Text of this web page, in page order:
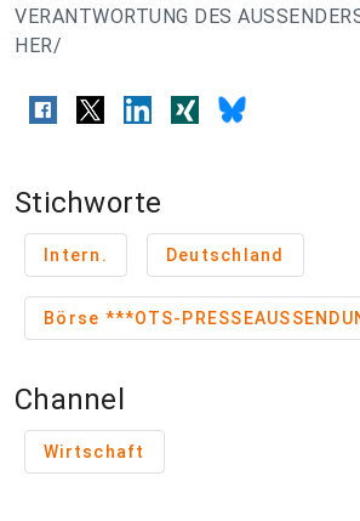
VERANTWORTUNG DES
HER/
Stichworte
Intern. Deutschland
Börse ***OTS-
Channel
Wirtschaft